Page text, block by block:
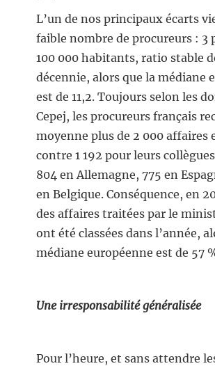
L’un de nos principaux écarts
faible nombre de procureurs : 3
100 000 habitants, ratio stable
décennie, alors que la médiane
est de 11,2. Toujours selon les
Cepej, les procureurs français
moyenne plus de 2 000 affaires
contre 1 192 pour leurs
804 en Allemagne, 775 en
en Belgique. Conséquence, en
des affaires traitées par le
ont été classées dans l’année,
médiane européenne est de 57
Une irresponsabilité généralisée
Pour l’heure, et sans attendre